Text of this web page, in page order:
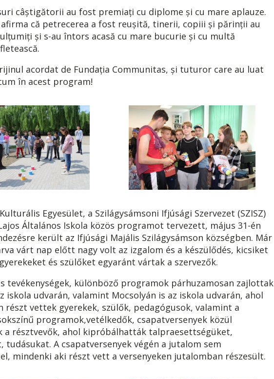
câștigătorii au fost premiați cu diplome și cu mare aplauze.
că petrecerea a fost reușită, tinerii, copiii și părinții au
și s-au întors acasă cu mare bucurie și cu multă
acordat de Fundația Communitas, și tuturor care au luat
în acest program!
Egyesület, a Szilágysámsoni Ifjúsági Szervezet (SZISZ)
Általános Iskola közös programot tervezett, május 31-én
került az Ifjúsági Majális Szilágysámson községben. Már
várt nap előtt nagy volt az izgalom és a készülődés, kicsiket
és szülőket egyaránt vártak a szervezők.
különböző programok párhuzamosan zajlottak
iskola udvarán, valamint Mocsolyán is az iskola udvarán, ahol
részt vettek gyerekek, szülők, pedagógusok, valamint a
programok,vetélkedők, csapatversenyek közül
a résztvevők, ahol kipróbálhatták talpraesettségüket,
tudásukat. A csapatversenyek végén a jutalom sem
mindenki aki részt vett a versenyeken jutalomban részesült.